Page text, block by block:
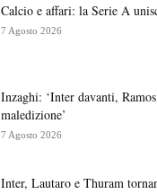
Calcio e affari: la Serie A
7 Agosto 2026
Inzaghi: ‘Inter davanti,
maledizione’
7 Agosto 2026
Inter, Lautaro e Thuram